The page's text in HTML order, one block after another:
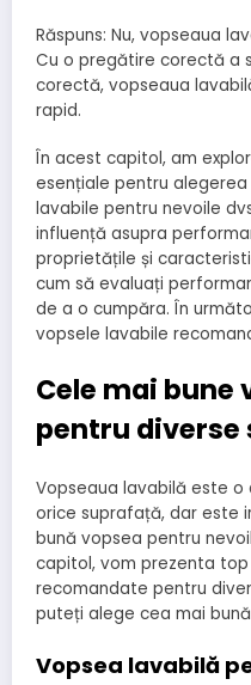
Răspuns: Nu, vopseaua
Cu o pregătire corectă a
corectă, vopseaua
rapid.
În acest capitol, am
esențiale pentru
lavabile pentru nevoile
influență asupra
proprietățile și
cum să evaluați
de a o cumpăra. În
vopsele lavabile
Cele mai bune
pentru diverse
Vopseaua lavabilă este
orice suprafață, dar este
bună vopsea pentru
capitol, vom prezenta
recomandate pentru
puteți alege cea mai
Vopsea lavabilă